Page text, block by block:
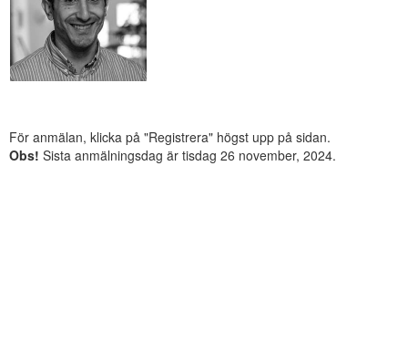
För anmälan, klicka på "Registrera" högst upp på sidan.
Obs! Sista anmälningsdag är tisdag 26 november, 2024.